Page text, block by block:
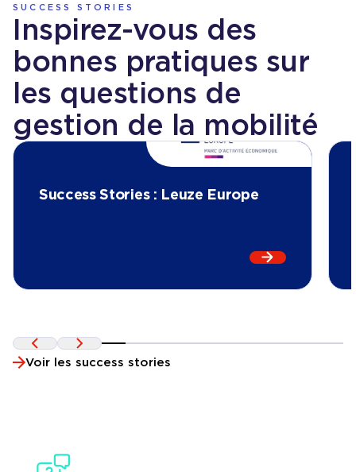
SUCCESS STORIES
Inspirez-vous des
bonnes pratiques sur
les questions de
gestion de la mobilité
Success Stories : Leuze Europe
En lire plus
Précédent
Suivant
Voir les success stories